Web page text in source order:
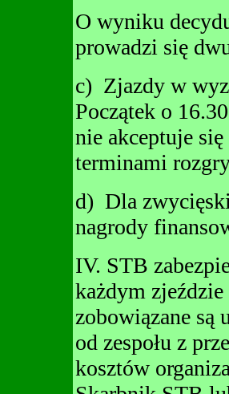
O wyniku
prowadzi się
c) Zjazdy w
Początek o
nie akceptuje
terminami
d) Dla
nagrody
IV. STB
każdym
zobowiązane są
od zespołu z
kosztów